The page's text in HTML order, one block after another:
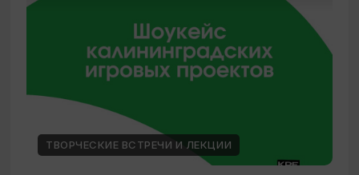
ТВОРЧЕСКИЕ ВСТРЕЧИ И ЛЕКЦИИ